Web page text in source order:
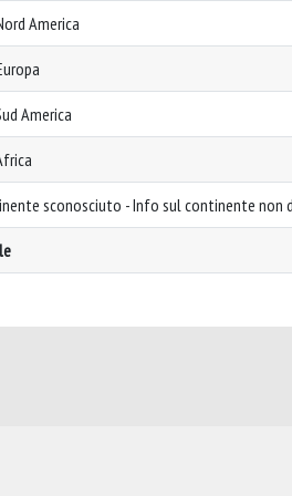
America
America
sconosciuto - Info sul continente non